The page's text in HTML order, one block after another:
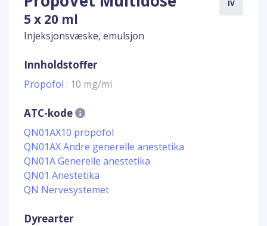
5 x 20 ml
Injeksjonsvæske, emulsjon
IV
Innholdstoffer
Propofol : 10 mg/ml
ATC-kode
QN01AX10 propofol
QN01AX Andre generelle anestetika
QN01A Generelle anestetika
QN01 Anestetika
QN Nervesystemet
Dyrearter